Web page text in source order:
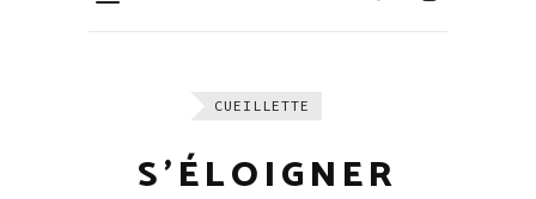
CUEILLETTE
S’ÉLOIGNER